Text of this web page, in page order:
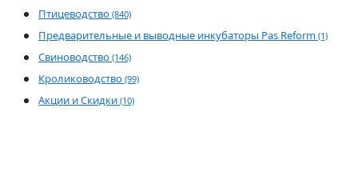
Птицеводство (840)
Предварительные и выводные инкубаторы Pas Reform (1)
Свиноводство (146)
Кролиководство (99)
Акции и Скидки (10)